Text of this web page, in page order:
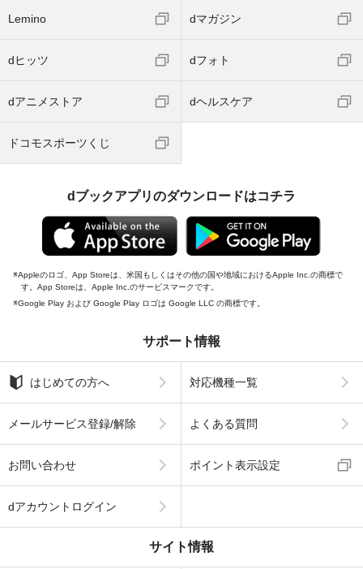
Lemino dマガジン
dヒッツ dフォト
dアニメストア dヘルスケア
ドコモスポーツくじ
dブックアプリのダウンロードはコチラ
Appleのロゴ、App Storeは、米国もしくはその他の国や地域におけるApple Inc.の商標で
す。App Storeは、Apple Inc.のサービスマークです。
Google Play および Google Play ロゴは Google LLC の商標です。
サポート情報
はじめての方へ 対応機種一覧
メールサービス登録/解除 よくある質問
お問い合わせ ポイント表示設定
dアカウントログイン
サイト情報